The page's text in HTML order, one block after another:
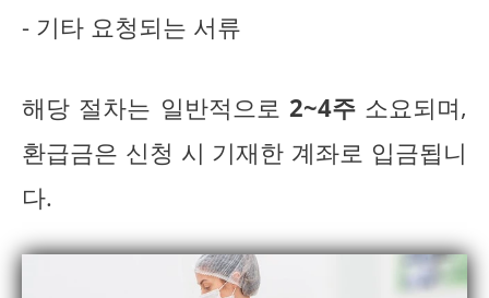
- 기타 요청되는 서류
해당 절차는 일반적으로 2~4주소요되며,
환급금은 신청 시 기재한 계좌로 입금됩니
다.